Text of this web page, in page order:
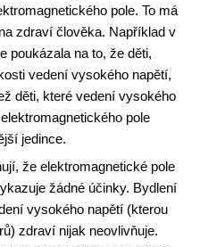
pole. To má
zdraví člověka. Například v
poukázala na to, že děti,
vedení vysokého napětí,
děti, které vedení vysokého
pole
jedince.
že elektromagnetické pole
žádné účinky. Bydlení
vysokého napětí (kterou
zdraví nijak neovlivňuje.